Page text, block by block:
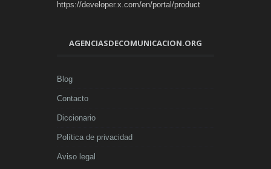
https://developer.x.com/en/portal/product
AGENCIASDECOMUNICACION.ORG
Blog
Contacto
Diccionario
Política de privacidad
Aviso legal